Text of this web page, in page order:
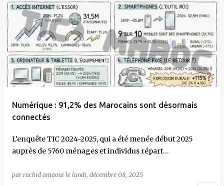
Numérique : 91,2% des Marocains sont désormais
connectés
L'enquête TIC 2024-2025, qui a été menée début 2025
auprès de 5760 ménages et individus répart…
par rachid amaoui le lundi, décembre 08, 2025